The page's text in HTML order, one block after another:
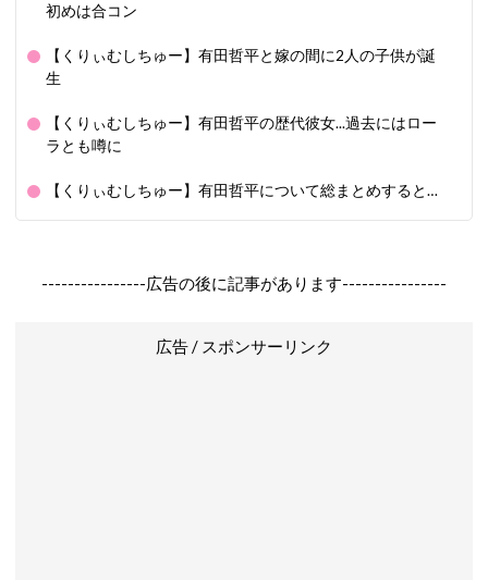
初めは合コン
【くりぃむしちゅー】有田哲平と嫁の間に2人の子供が誕
生
【くりぃむしちゅー】有田哲平の歴代彼女...過去にはロー
ラとも噂に
【くりぃむしちゅー】有田哲平について総まとめすると…
----------------広告の後に記事があります----------------
広告 / スポンサーリンク